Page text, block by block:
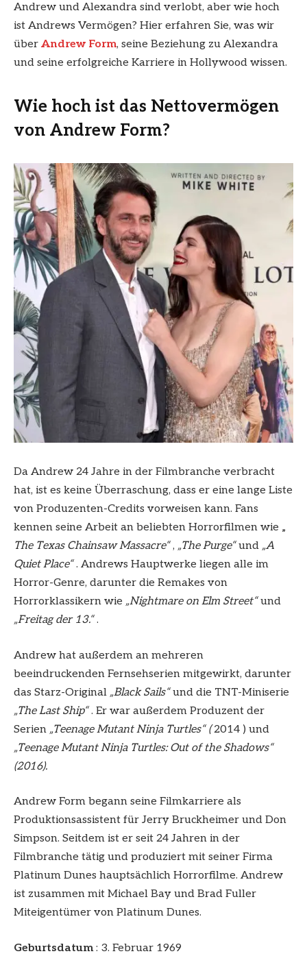
Andrew und Alexandra sind verlobt, aber wie hoch
ist Andrews Vermögen? Hier erfahren Sie, was wir
über Andrew Form, seine Beziehung zu Alexandra
und seine erfolgreiche Karriere in Hollywood wissen.
Wie hoch ist das Nettovermögen
von Andrew Form?
Da Andrew 24 Jahre in der Filmbranche verbracht
hat, ist es keine Überraschung, dass er eine lange Liste
von Produzenten-Credits vorweisen kann. Fans
kennen seine Arbeit an beliebten Horrorfilmen wie „
The Texas Chainsaw Massacre“, „The Purge“und „A
Quiet Place“. Andrews Hauptwerke liegen alle im
Horror-Genre, darunter die Remakes von
Horrorklassikern wie „Nightmare on Elm Street“und
„Freitag der 13.“.
Andrew hat außerdem an mehreren
beeindruckenden Fernsehserien mitgewirkt, darunter
das Starz-Original „Black Sails“und die TNT-Miniserie
„The Last Ship“. Er war außerdem Produzent der
Serien „Teenage Mutant Ninja Turtles“ (2014 ) und
„Teenage Mutant Ninja Turtles: Out of the Shadows“
(2016).
Andrew Form begann seine Filmkarriere als
Produktionsassistent für Jerry Bruckheimer und Don
Simpson. Seitdem ist er seit 24 Jahren in der
Filmbranche tätig und produziert mit seiner Firma
Platinum Dunes hauptsächlich Horrorfilme. Andrew
ist zusammen mit Michael Bay und Brad Fuller
Miteigentümer von Platinum Dunes.
Geburtsdatum: 3. Februar 1969